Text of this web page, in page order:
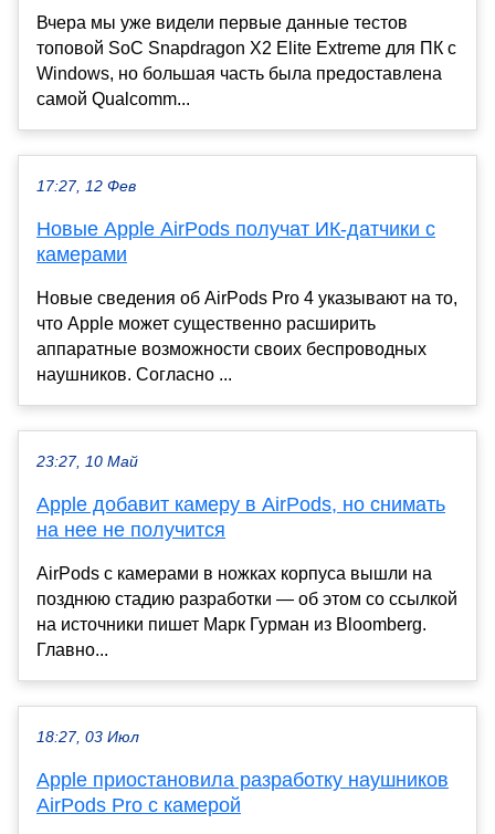
Вчера мы уже видели первые данные тестов
топовой SoC Snapdragon X2 Elite Extreme для ПК с
Windows, но большая часть была предоставлена
самой Qualcomm...
17:27, 12 Фев
Новые Apple AirPods получат ИК-датчики с
камерами
Новые сведения об AirPods Pro 4 указывают на то,
что Apple может существенно расширить
аппаратные возможности своих беспроводных
наушников. Согласно ...
23:27, 10 Май
Apple добавит камеру в AirPods, но снимать
на нее не получится
AirPods с камерами в ножках корпуса вышли на
позднюю стадию разработки — об этом со ссылкой
на источники пишет Марк Гурман из Bloomberg.
Главно...
18:27, 03 Июл
Apple приостановила разработку наушников
AirPods Pro с камерой